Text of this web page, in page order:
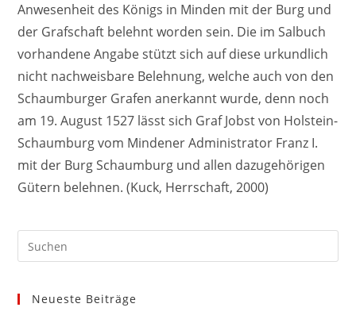
Anwesenheit des Königs in Minden mit der Burg und
der Grafschaft belehnt worden sein. Die im Salbuch
vorhandene Angabe stützt sich auf diese urkundlich
nicht nachweisbare Belehnung, welche auch von den
Schaumburger Grafen anerkannt wurde, denn noch
am 19. August 1527 lässt sich Graf Jobst von Holstein-
Schaumburg vom Mindener Administrator Franz I.
mit der Burg Schaumburg und allen dazugehörigen
Gütern belehnen. (Kuck, Herrschaft, 2000)
Neueste Beiträge